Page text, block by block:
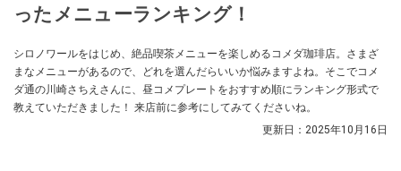
ったメニューランキング！
シロノワールをはじめ、絶品喫茶メニューを楽しめるコメダ珈琲店。さまざ
まなメニューがあるので、どれを選んだらいいか悩みますよね。そこでコメ
ダ通の川崎さちえさんに、昼コメプレートをおすすめ順にランキング形式で
教えていただきました！ 来店前に参考にしてみてくださいね。
更新日： 2025年10月16日